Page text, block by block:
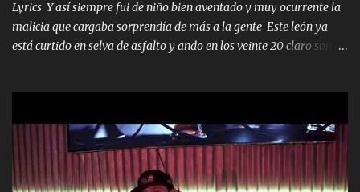
Lyrics Y así siempre fui de niño bien aventado y muy ocurrente la
malicia que cargaba sorprendía de más a la gente Este león ya
está curtido en selva de asfalto y ando en los veinte 20 claro son
pa más pues hay charola les voy a dar hasta topar pues no hay de
otra Música Surcando bien mi camino voy por mi línea no veo a
los lados aquel que no corre vuela no se me duerm voy chicoteado
Ya pasé varias hazañas ya tienen rato que me agarran el colmillo